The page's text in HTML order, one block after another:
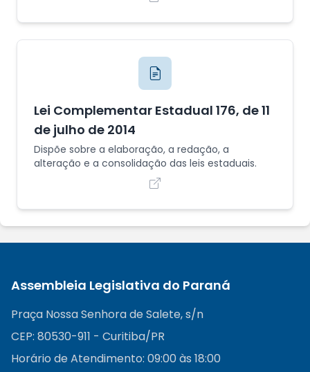
Lei Complementar Estadual 176, de 11
de julho de 2014
Dispõe sobre a elaboração, a redação, a
alteração e a consolidação das leis estaduais.
Assembleia Legislativa do Paraná
Praça Nossa Senhora de Salete, s/n
CEP: 80530-911 - Curitiba/PR
Horário de Atendimento: 09:00 às 18:00